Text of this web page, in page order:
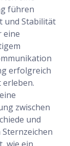
führen
und Stabilität
eine
erfolgreich
zwischen
und